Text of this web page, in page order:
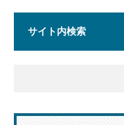
サイト内検索